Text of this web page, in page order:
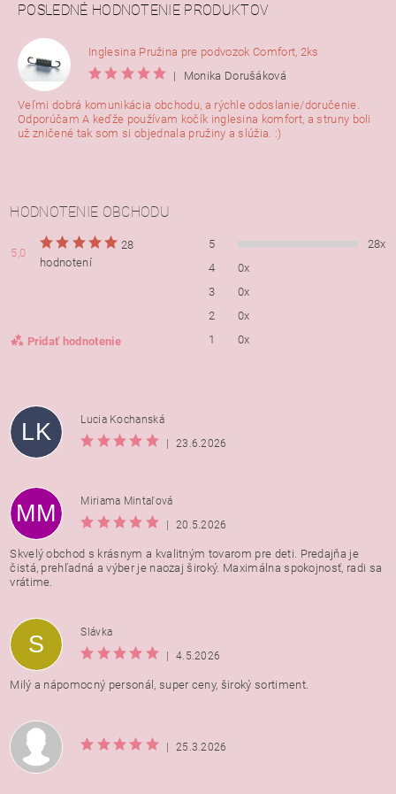
POSLEDNÉ HODNOTENIE PRODUKTOV
Inglesina Pružina pre podvozok Comfort, 2ks
|
Monika Dorušáková
Veľmi dobrá komunikácia obchodu, a rýchle odoslanie/doručenie.
Odporúčam A keďže používam kočík inglesina komfort, a struny boli
už zničené tak som si objednala pružiny a slúžia. :)
HODNOTENIE OBCHODU
5,0
28
hodnotení
Pridať hodnotenie
5
28x
4
0x
3
0x
2
0x
1
0x
Vložením hodnotenie súhlasíte s
osobných údajov
LK
Lucia Kochanská
|
23.6.2026
MM
Miriama Mintaľová
|
20.5.2026
Skvelý obchod s krásnym a kvalitným tovarom pre deti. Predajňa je
čistá, prehľadná a výber je naozaj široký. Maximálna spokojnosť, radi sa
vrátime.
S
Slávka
|
4.5.2026
Milý a nápomocný personál, super ceny, široký sortiment.
| 25.3.2026